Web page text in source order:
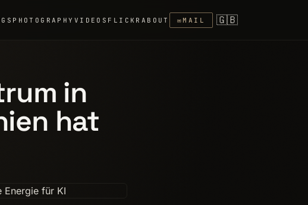
PHOTOGRAPHY VIDEOS FLICKR ABOUT ✉MAIL 🇬🇧
in
hat